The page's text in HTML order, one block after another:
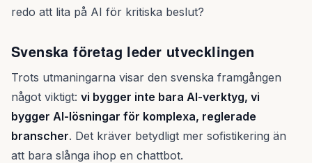
redo att lita på AI för kritiska beslut?
Svenska företag leder utvecklingen
Trots utmaningarna visar den svenska framgången
något viktigt: vi bygger inte bara AI-verktyg, vi
bygger AI-lösningar för komplexa, reglerade
branscher. Det kräver betydligt mer sofistikering än
att bara slånga ihop en chattbot.